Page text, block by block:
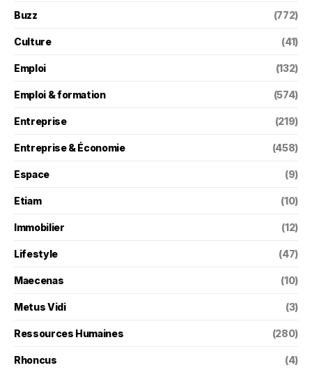
Buzz (772)
Culture (41)
Emploi (132)
Emploi & formation (574)
Entreprise (219)
Entreprise & Économie (458)
Espace (9)
Etiam (10)
Immobilier (12)
Lifestyle (47)
Maecenas (10)
Metus Vidi (3)
Ressources Humaines (280)
Rhoncus (4)